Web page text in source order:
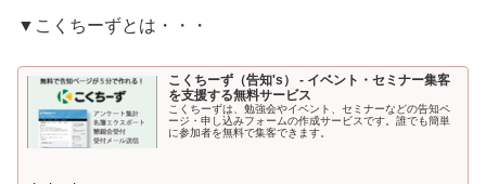
▼こくちーずとは・・・
こくちーず（告知's） - イベント・セミナー集客
を支援する無料サービス
こくちーずは、勉強会やイベント、セミナーなどの告知ペ
ージ・申し込みフォームの作成サービスです。誰でも簡単
に参加者を無料で集客できます。